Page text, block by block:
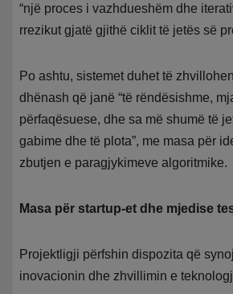
“një proces i vazhdueshëm dhe
rrezikut gjatë gjithë ciklit të jetës së
Po ashtu, sistemet duhet të
dhënash që janë “të rëndësishme,
përfaqësuese, dhe sa më shumë të
gabime dhe të plota”, me masa për
zbutjen e paragjykimeve algoritmike.
Masa për startup-et dhe mjedise
Projektligji përfshin dispozita që
inovacionin dhe zhvillimin e